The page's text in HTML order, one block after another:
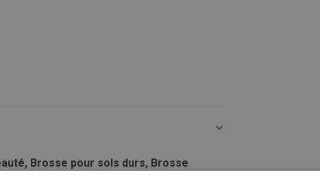
Brosse pour sols durs, Brosse